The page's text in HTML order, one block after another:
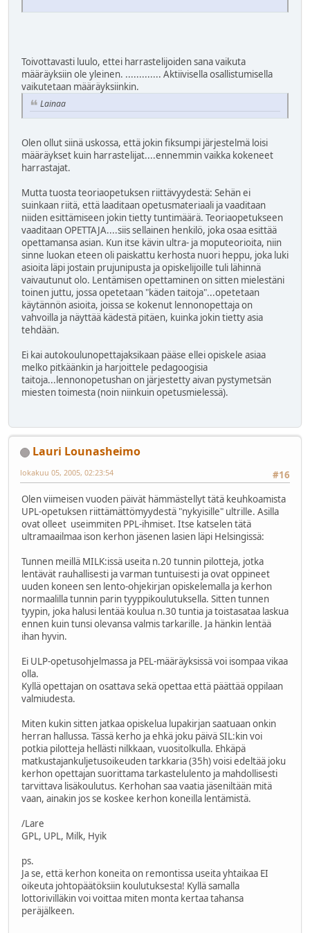
Toivottavasti luulo, ettei harrastelijoiden sana vaikuta
määräyksiin ole yleinen. ............. Aktiivisella osallistumisella
vaikutetaan määräyksiinkin.
Lainaa
Olen ollut siinä uskossa, että jokin fiksumpi järjestelmä loisi
määräykset kuin harrastelijat....ennemmin vaikka kokeneet
harrastajat.
Mutta tuosta teoriaopetuksen riittävyydestä: Sehän ei
suinkaan riitä, että laaditaan opetusmateriaali ja vaaditaan
niiden esittämiseen jokin tietty tuntimäärä. Teoriaopetukseen
vaaditaan OPETTAJA....siis sellainen henkilö, joka osaa esittää
opettamansa asian. Kun itse kävin ultra- ja moputeorioita, niin
sinne luokan eteen oli paiskattu kerhosta nuori heppu, joka luki
asioita läpi jostain prujunipusta ja opiskelijoille tuli lähinnä
vaivautunut olo. Lentämisen opettaminen on sitten mielestäni
toinen juttu, jossa opetetaan "käden taitoja"...opetetaan
käytännön asioita, joissa se kokenut lennonopettaja on
vahvoilla ja näyttää kädestä pitäen, kuinka jokin tietty asia
tehdään.
Ei kai autokoulunopettajaksikaan pääse ellei opiskele asiaa
melko pitkäänkin ja harjoittele pedagoogisia
taitoja...lennonopetushan on järjestetty aivan pystymetsän
miesten toimesta (noin niinkuin opetusmielessä).
Lauri Lounasheimo
#16
lokakuu 05, 2005, 02:23:54
Olen viimeisen vuoden päivät hämmästellyt tätä keuhkoamista
UPL-opetuksen riittämättömyydestä "nykyisille" ultrille. Asilla
ovat olleet useimmiten PPL-ihmiset. Itse katselen tätä
ultramaailmaa ison kerhon jäsenen lasien läpi Helsingissä:
Tunnen meillä MILK:issä useita n.20 tunnin pilotteja, jotka
lentävät rauhallisesti ja varman tuntuisesti ja ovat oppineet
uuden koneen sen lento-ohjekirjan opiskelemalla ja kerhon
normaalilla tunnin parin tyyppikoulutuksella. Sitten tunnen
tyypin, joka halusi lentää koulua n.30 tuntia ja toistasataa laskua
ennen kuin tunsi olevansa valmis tarkarille. Ja hänkin lentää
ihan hyvin.
Ei ULP-opetusohjelmassa ja PEL-määräyksissä voi isompaa vikaa
olla.
Kyllä opettajan on osattava sekä opettaa että päättää oppilaan
valmiudesta.
Miten kukin sitten jatkaa opiskelua lupakirjan saatuaan onkin
herran hallussa. Tässä kerho ja ehkä joku päivä SIL:kin voi
potkia pilotteja hellästi nilkkaan, vuositolkulla. Ehkäpä
matkustajankuljetusoikeuden tarkkaria (35h) voisi edeltää joku
kerhon opettajan suorittama tarkastelulento ja mahdollisesti
tarvittava lisäkoulutus. Kerhohan saa vaatia jäseniltään mitä
vaan, ainakin jos se koskee kerhon koneilla lentämistä.
/Lare
GPL, UPL, Milk, Hyik
ps.
Ja se, että kerhon koneita on remontissa useita yhtaikaa EI
oikeuta johtopäätöksiin koulutuksesta! Kyllä samalla
lottorivilläkin voi voittaa miten monta kertaa tahansa
peräjälkeen.